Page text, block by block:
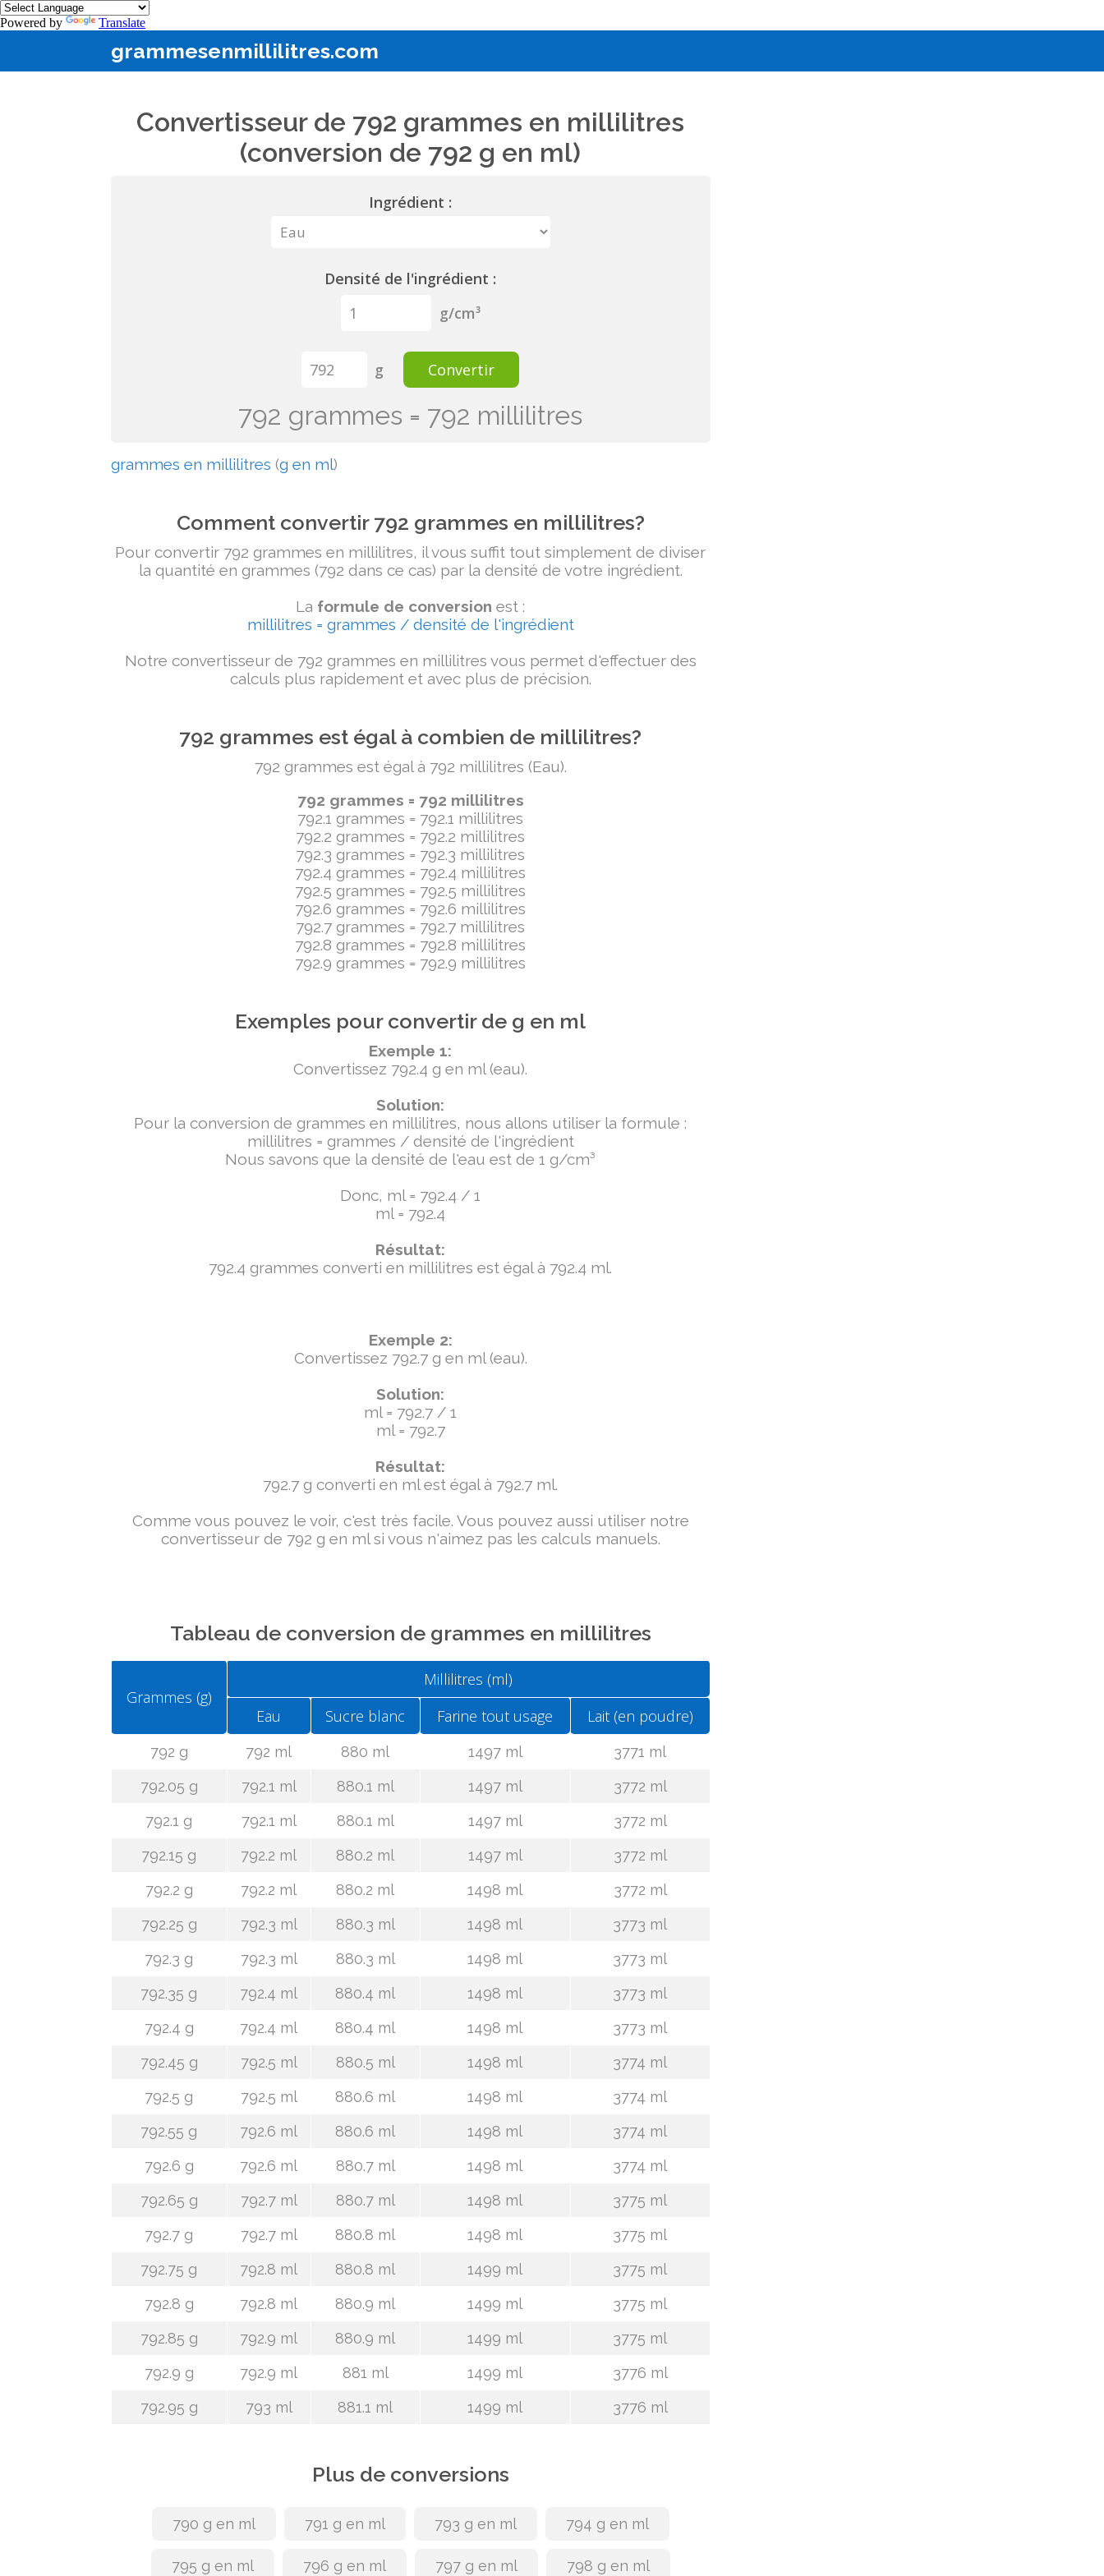
Powered by Translate
grammesenmillilitres.com
Convertisseur de 792 grammes en millilitres
(conversion de 792 g en ml)
Ingrédient :
Densité de l'ingrédient :
g/cm³
g Convertir
792 grammes = 792 millilitres
grammes en millilitres (g en ml)
Comment convertir 792 grammes en millilitres?
Pour convertir 792 grammes en millilitres, il vous suffit tout simplement de diviser
la quantité en grammes (792 dans ce cas) par la densité de votre ingrédient.
La formule de conversion est :
millilitres = grammes / densité de l'ingrédient
Notre convertisseur de 792 grammes en millilitres vous permet d'effectuer des
calculs plus rapidement et avec plus de précision.
792 grammes est égal à combien de millilitres?
792 grammes est égal à 792 millilitres (Eau).
792 grammes = 792 millilitres
792.1 grammes = 792.1 millilitres
792.2 grammes = 792.2 millilitres
792.3 grammes = 792.3 millilitres
792.4 grammes = 792.4 millilitres
792.5 grammes = 792.5 millilitres
792.6 grammes = 792.6 millilitres
792.7 grammes = 792.7 millilitres
792.8 grammes = 792.8 millilitres
792.9 grammes = 792.9 millilitres
Exemples pour convertir de g en ml
Exemple 1:
Convertissez 792.4 g en ml (eau).
Solution:
Pour la conversion de grammes en millilitres, nous allons utiliser la formule :
millilitres = grammes / densité de l'ingrédient
Nous savons que la densité de l'eau est de 1 g/cm³
Donc, ml = 792.4 / 1
ml = 792.4
Résultat:
792.4 grammes converti en millilitres est égal à 792.4 ml.
Exemple 2:
Convertissez 792.7 g en ml (eau).
Solution:
ml = 792.7 / 1
ml = 792.7
Résultat:
792.7 g converti en ml est égal à 792.7 ml.
Comme vous pouvez le voir, c'est très facile. Vous pouvez aussi utiliser notre
convertisseur de 792 g en ml si vous n'aimez pas les calculs manuels.
Tableau de conversion de grammes en millilitres
Grammes (g)
Millilitres (ml)
Eau
Sucre blanc Farine tout usage Lait (en poudre)
792 g 792 ml 880 ml 1497 ml
3771 ml
792.05 g
792.1 ml 880.1 ml 1497 ml
3772 ml
792.1 g
792.1 ml 880.1 ml 1497 ml
3772 ml
792.15 g
792.2 ml 880.2 ml 1497 ml
3772 ml
792.2 g
792.2 ml 880.2 ml 1498 ml
3772 ml
792.25 g
792.3 ml 880.3 ml 1498 ml
3773 ml
792.3 g
792.3 ml 880.3 ml 1498 ml
3773 ml
792.35 g
792.4 ml 880.4 ml 1498 ml
3773 ml
792.4 g
792.4 ml 880.4 ml 1498 ml
3773 ml
792.45 g
792.5 ml 880.5 ml 1498 ml
3774 ml
792.5 g
792.5 ml 880.6 ml 1498 ml
3774 ml
792.55 g
792.6 ml 880.6 ml 1498 ml
3774 ml
792.6 g
792.6 ml 880.7 ml 1498 ml
3774 ml
792.65 g
792.7 ml 880.7 ml 1498 ml
3775 ml
792.7 g
792.7 ml 880.8 ml 1498 ml
3775 ml
792.75 g
792.8 ml 880.8 ml 1499 ml
3775 ml
792.8 g
792.8 ml 880.9 ml 1499 ml
3775 ml
792.85 g
792.9 ml 880.9 ml 1499 ml
3775 ml
792.9 g
792.9 ml 881 ml 1499 ml
3776 ml
792.95 g
793 ml 881.1 ml 1499 ml 3776 ml
Plus de conversions
790 g en ml 791 g en ml 793 g en ml 794 g en ml
795 g en ml 796 g en ml 797 g en ml 798 g en ml